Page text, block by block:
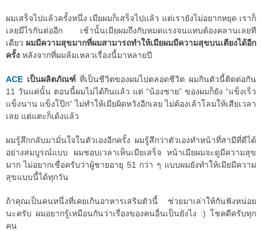
ผมเสร็จไปแล้วครั้งหนึ่ง เมียผมก็เสร็จไปแล้ว แต่เรายังไม่อยากหยุด เราก็
เลยมีไรกันต่ออีก เช้านั้นเมียผมถึงกับหมดแรงจนแทบต้องคลานเลยที
เดียว ผมมีความสุขมากที่ผมสามารถทำให้เมียผมมีความสุขบนเตียงได้อีก
ครั้ง หลังจากที่ผมล้มเหลวเรื่องนี้มาหลายปี
ACE เป็นผลิตภัณฑ์ที่เป็นชีวิตของผมไปตลอดชีวิต ผมกินตัวนี้ติดต่อกัน
11 วันแค่นั้น ตอนนี้ผมไม่ได้กินแล้ว แต่ “น้องชาย” ของผมก็ยัง “แข็งเร็ว
แข็งนาน แข็งโป๊ก” ไม่ทำให้เมียผิดหวังอีกเลย ไม่ต้องเล้าโลมให้เสียเวลา
เลย แต่แตะก็เด้งแล้ว
ผมรู้สึกกลับมามั่นใจในตัวเองอีกครั้ง ผมรู้สึกว่าตัวเองทำหน้าที่สามีที่ดีได้
อย่างสมบูรณ์แบบ ผมชอบเวลาเห็นเมียเสร็จ หน้าเมียผมจะดูมีความสุข
มาก ไม่อยากเชื่อครับว่าผู้ชายอายุ 51 กว่า ๆ แบบผมยังทำให้เมียมีความ
สุขแบบนี้ได้ทุกวัน
ถ้าคุณเป็นคนหนึ่งที่เคยเกินอาหารเสริมตัวนี้ ช่วยมาเล่าให้กันฟังหน่อย
นะครับ ผมอยากรู้เหมือนกันว่าเรื่องของคนอื่นเป็นยังไง :) โชคดีครับทุก
คน